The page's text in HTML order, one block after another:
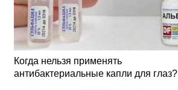
Когда нельзя применять
антибактериальные капли для глаз?